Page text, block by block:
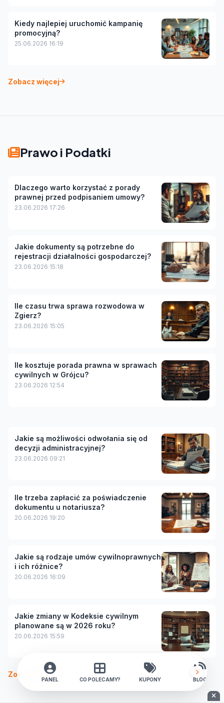
Kiedy najlepiej uruchomić kampanię
promocyjną?
25.06.2026 16:19
Zobacz więcej
Prawo i Podatki
Dlaczego warto korzystać z porady
prawnej przed podpisaniem umowy?
23.06.2026 17:26
Jakie dokumenty są potrzebne do
rejestracji działalności gospodarczej?
23.06.2026 15:18
Ile czasu trwa sprawa rozwodowa w
Zgierz?
23.06.2026 15:05
Ile kosztuje porada prawna w sprawach
cywilnych w Grójcu?
23.06.2026 12:54
Jakie są możliwości odwołania się od
decyzji administracyjnej?
23.06.2026 09:21
Ile trzeba zapłacić za poświadczenie
dokumentu u notariusza?
20.06.2026 19:20
Jakie są rodzaje umów cywilnoprawnych
i ich różnice?
20.06.2026 16:09
Jakie zmiany w Kodeksie cywilnym
planowane są w 2026 roku?
20.06.2026 15:59
Zobacz więcej
PANEL CO POLECAMY? KUPONY BLOG